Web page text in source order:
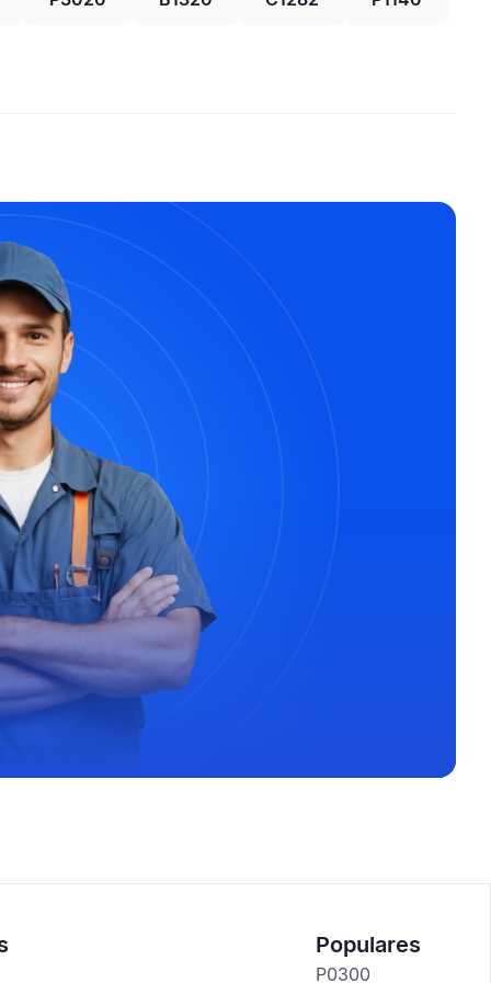
Populares
P0300